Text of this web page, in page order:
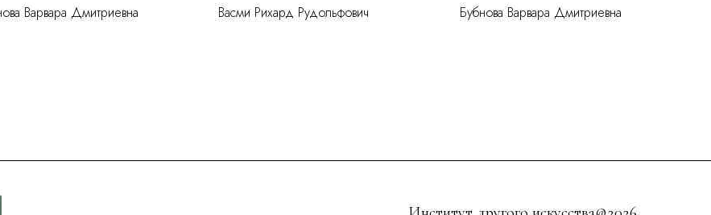
Варвара Дмитриевна
Васми Рихард Рудольфович
Бубнова Варвара Дмитриевна